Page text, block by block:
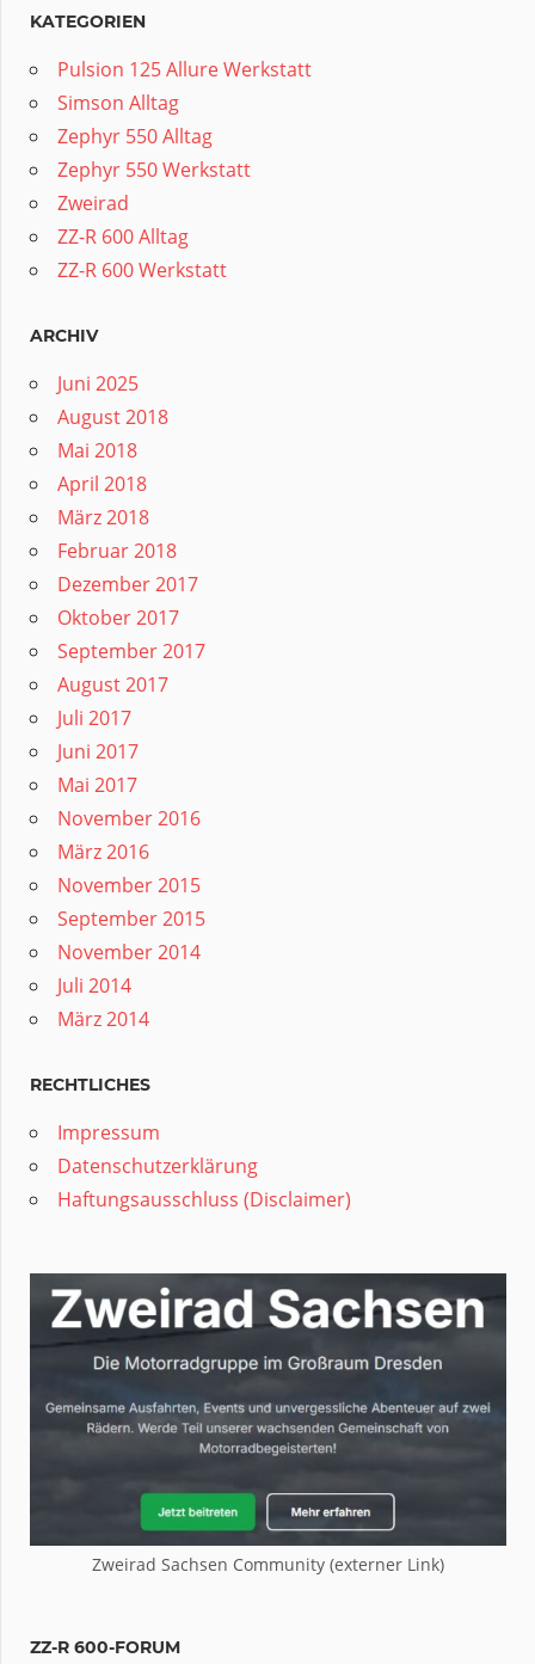
KATEGORIEN
Pulsion 125 Allure Werkstatt
Simson Alltag
Zephyr 550 Alltag
Zephyr 550 Werkstatt
Zweirad
ZZ-R 600 Alltag
ZZ-R 600 Werkstatt
ARCHIV
Juni 2025
August 2018
Mai 2018
April 2018
März 2018
Februar 2018
Dezember 2017
Oktober 2017
September 2017
August 2017
Juli 2017
Juni 2017
Mai 2017
November 2016
März 2016
November 2015
September 2015
November 2014
Juli 2014
März 2014
RECHTLICHES
Impressum
Datenschutzerklärung
Haftungsausschluss (Disclaimer)
Zweirad Sachsen Community (externer Link)
ZZ-R 600-FORUM